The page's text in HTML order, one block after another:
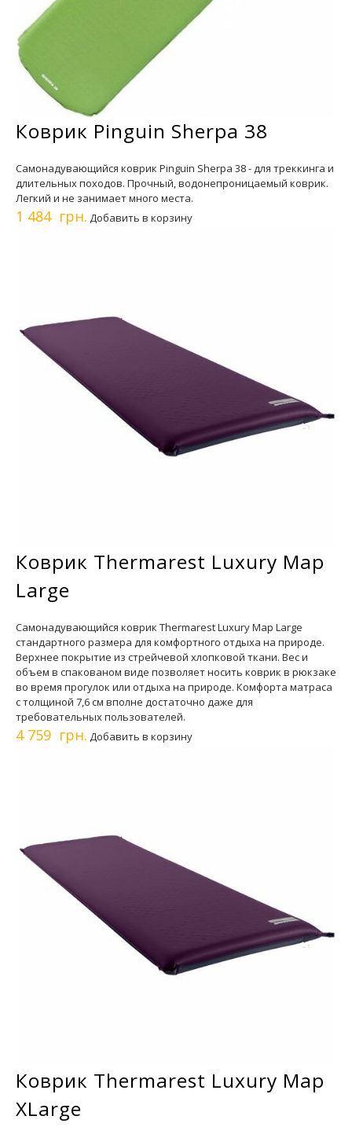
Коврик Pinguin Sherpa 38
Самонадувающийся коврик Pinguin Sherpa 38 - для треккинга и
длительных походов. Прочный, водонепроницаемый коврик.
Легкий и не занимает много места.
1 484 грн. Добавить в корзину
Коврик Thermarest Luxury Map
Large
Самонадувающийся коврик Thermarest Luxury Map Large
стандартного размера для комфортного отдыха на природе.
Верхнее покрытие из стрейчевой хлопковой ткани. Вес и
объем в спакованом виде позволяет носить коврик в рюкзаке
во время прогулок или отдыха на природе. Комфорта матраса
с толщиной 7,6 см вполне достаточно даже для
требовательных пользователей.
4 759 грн. Добавить в корзину
Коврик Thermarest Luxury Map
XLarge